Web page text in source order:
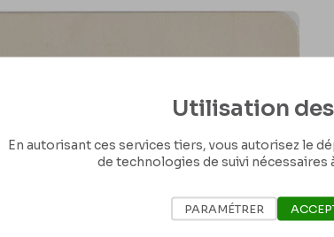
Utilisation
En autorisant ces services tiers, vous autorisez le
de technologies de suivi
PARAMÉTRER